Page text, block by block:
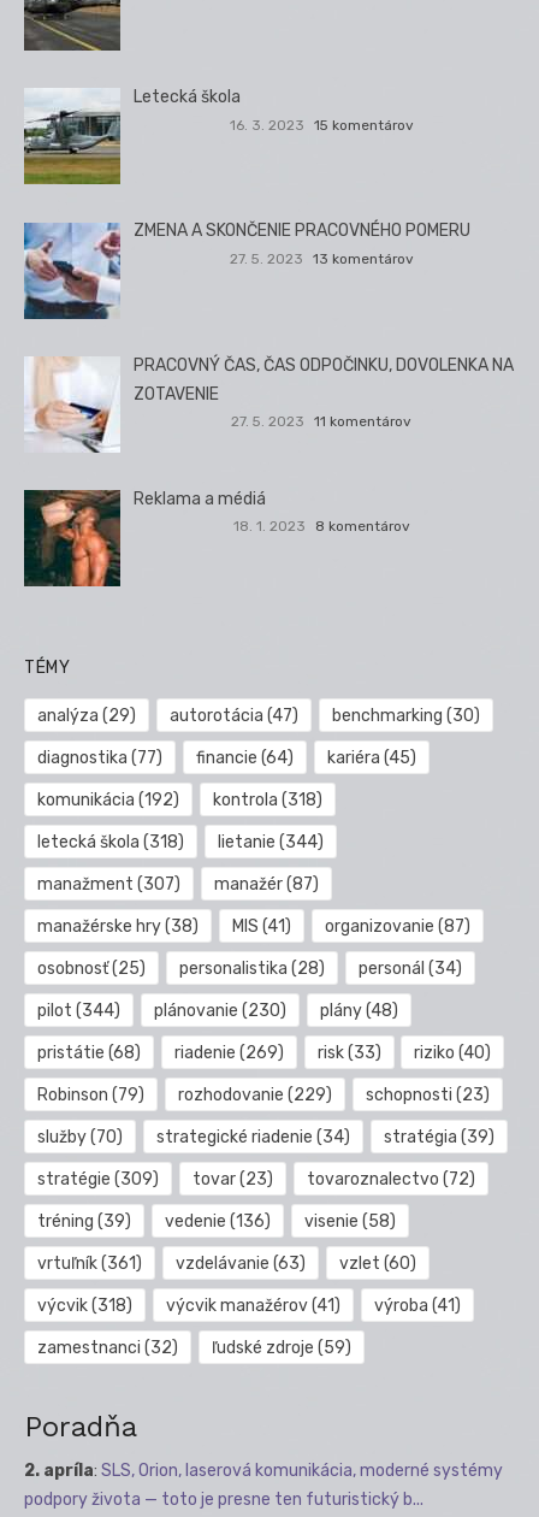
Letecká škola
16. 3. 2023 15 komentárov
ZMENA A SKONČENIE PRACOVNÉHO POMERU
27. 5. 2023 13 komentárov
PRACOVNÝ ČAS, ČAS ODPOČINKU, DOVOLENKA NA
ZOTAVENIE
27. 5. 2023 11 komentárov
Reklama a médiá
18. 1. 2023 8 komentárov
TÉMY
analýza (29) autorotácia (47) benchmarking (30)
diagnostika (77) financie (64) kariéra (45)
komunikácia (192) kontrola (318)
letecká škola (318) lietanie (344)
manažment (307) manažér(87)
manažérske hry(38) MIS (41) organizovanie (87)
osobnosť(25) personalistika (28) personál (34)
pilot (344) plánovanie (230) plány(48)
pristátie (68) riadenie (269) risk(33) riziko (40)
Robinson (79) rozhodovanie (229) schopnosti (23)
služby(70) strategické riadenie (34) stratégia (39)
stratégie (309) tovar(23) tovaroznalectvo (72)
tréning (39) vedenie (136) visenie (58)
vrtuľník(361) vzdelávanie (63) vzlet (60)
výcvik(318) výcvik manažérov(41) výroba (41)
zamestnanci (32) ľudské zdroje (59)
Poradňa
2. apríla: SLS, Orion, laserová komunikácia, moderné systémy
podpory života — toto je presne ten futuristický b...